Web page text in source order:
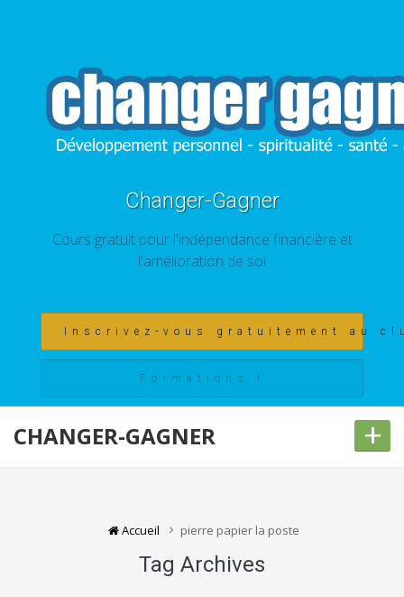
Changer-Gagner
Cours gratuit pour l'indépendance financière et
l'amélioration de soi
Inscrivez-vous gratuitement au
Formations !
CHANGER-GAGNER +
Accueil pierre papier la poste
Tag Archives